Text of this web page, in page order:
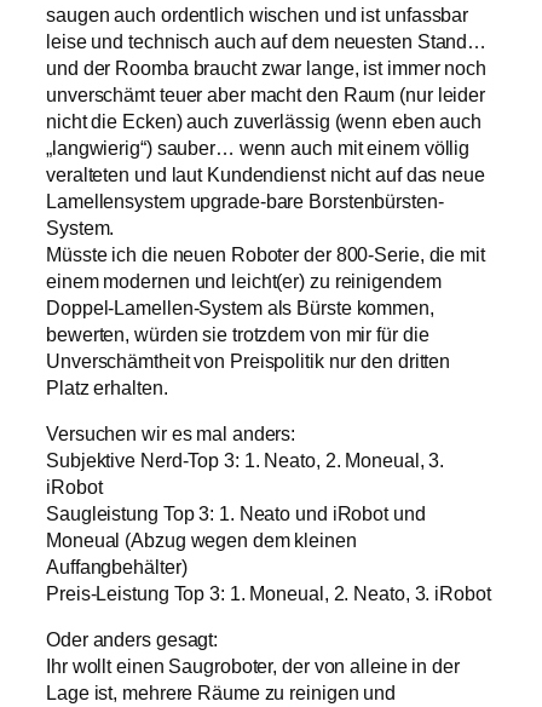
saugen auch ordentlich wischen und ist unfassbar
leise und technisch auch auf dem neuesten Stand…
und der Roomba braucht zwar lange, ist immer noch
unverschämt teuer aber macht den Raum (nur leider
nicht die Ecken) auch zuverlässig (wenn eben auch
„langwierig“) sauber… wenn auch mit einem völlig
veralteten und laut Kundendienst nicht auf das neue
Lamellensystem upgrade-bare Borstenbürsten-
System.
Müsste ich die neuen Roboter der 800-Serie, die mit
einem modernen und leicht(er) zu reinigendem
Doppel-Lamellen-System als Bürste kommen,
bewerten, würden sie trotzdem von mir für die
Unverschämtheit von Preispolitik nur den dritten
Platz erhalten.
Versuchen wir es mal anders:
Subjektive Nerd-Top 3: 1. Neato, 2. Moneual, 3.
iRobot
Saugleistung Top 3: 1. Neato und iRobot und
Moneual (Abzug wegen dem kleinen
Auffangbehälter)
Preis-Leistung Top 3: 1. Moneual, 2. Neato, 3. iRobot
Oder anders gesagt:
Ihr wollt einen Saugroboter, der von alleine in der
Lage ist, mehrere Räume zu reinigen und